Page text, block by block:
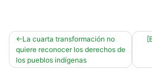
Navegación
de
La cuarta transformación no
quiere reconocer los derechos de
los pueblos indígenas